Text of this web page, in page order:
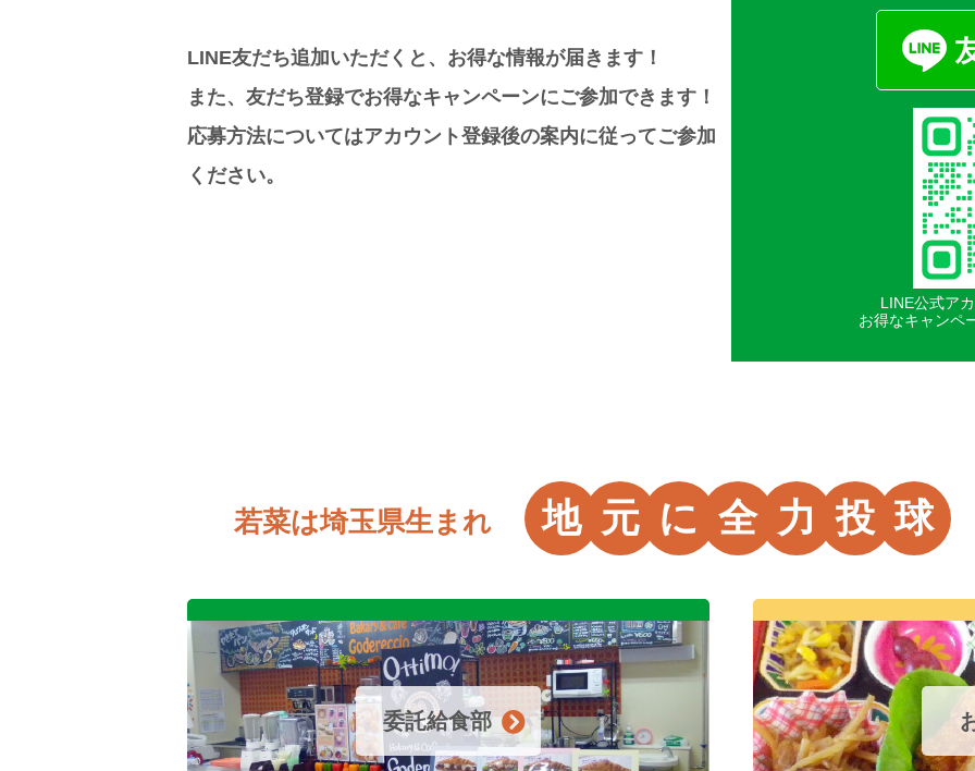
若菜は埼玉県生まれ 地 元 に 全 力 投 球
LINE友だち追加いただくと、お得な情報が届きます！
また、友だち登録でお得なキャンペーンにご参加できます！
応募方法についてはアカウント登録後の案内に従ってご参加
ください。
LINE公式ア
お得なキャンペ
委託給食部